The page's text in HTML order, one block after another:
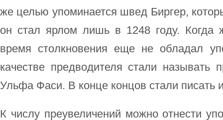
же целью упоминается швед Биргер,
он стал ярлом лишь в 1248 году. Когда
время столкновения еще не обладал
качестве предводителя стали называть
Ульфа Фаси. В конце концов стали писать
К числу преувеличений можно отнести